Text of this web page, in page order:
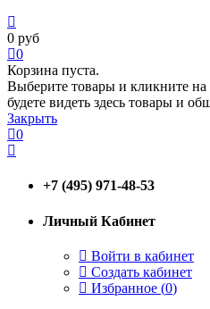
0 руб
0
Корзина пуста.
Выберите товары и кликните
будете видеть здесь товары и
Закрыть
0
+7 (495) 971-48-53
Личный Кабинет
Войти в кабинет
Создать кабинет
Избранное (0)